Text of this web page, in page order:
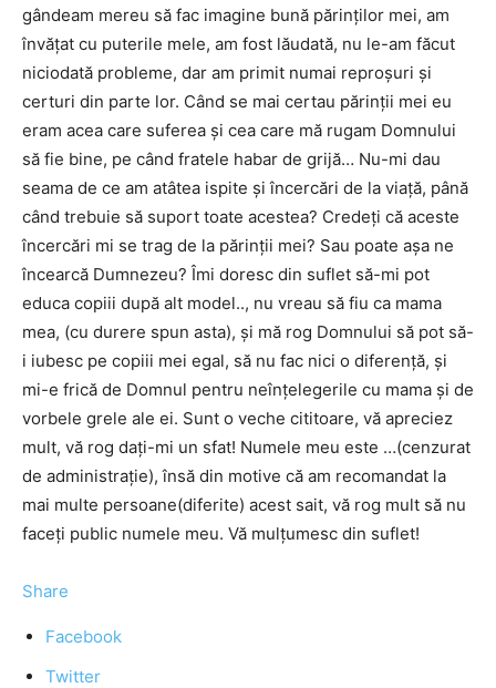
gândeam mereu să fac imagine bună părinților mei, am
învățat cu puterile mele, am fost lăudată, nu le-am făcut
niciodată probleme, dar am primit numai reproșuri și
certuri din parte lor. Când se mai certau părinții mei eu
eram acea care suferea și cea care mă rugam Domnului
să fie bine, pe când fratele habar de grijă… Nu-mi dau
seama de ce am atâtea ispite și încercări de la viață, până
când trebuie să suport toate acestea? Credeți că aceste
încercări mi se trag de la părinții mei? Sau poate așa ne
încearcă Dumnezeu? Îmi doresc din suflet să-mi pot
educa copiii după alt model.., nu vreau să fiu ca mama
mea, (cu durere spun asta), și mă rog Domnului să pot să-
i iubesc pe copiii mei egal, să nu fac nici o diferență, și
mi-e frică de Domnul pentru neînțelegerile cu mama și de
vorbele grele ale ei. Sunt o veche cititoare, vă apreciez
mult, vă rog dați-mi un sfat! Numele meu este …(cenzurat
de administrație), însă din motive că am recomandat la
mai multe persoane(diferite) acest sait, vă rog mult să nu
faceți public numele meu. Vă mulțumesc din suflet!
Share
Facebook
Twitter